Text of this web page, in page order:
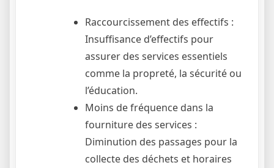
Raccourcissement des effectifs :
Insuffisance d’effectifs pour
assurer des services essentiels
comme la propreté, la sécurité ou
l’éducation.
Moins de fréquence dans la
fourniture des services :
Diminution des passages pour la
collecte des déchets et horaires